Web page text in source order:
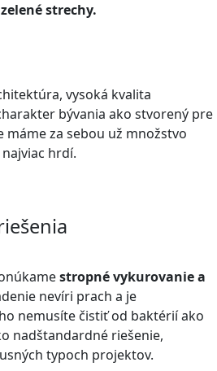
strechy.
vysoká kvalita
bývania ako stvorený pre
máme za sebou už množstvo
hrdí.
stropné vykurovanie a
nevíri prach a je
nemusíte čistiť od baktérií ako
nadštandardné riešenie,
typoch projektov.